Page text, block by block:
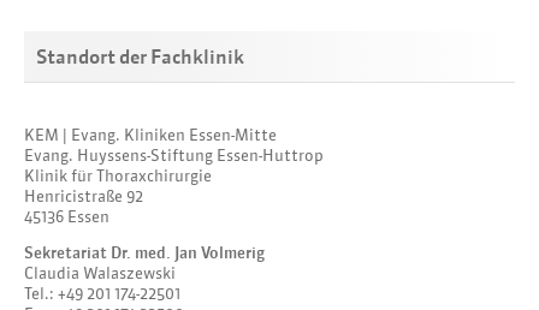
Standort der Fachklinik
KEM | Evang. Kliniken Essen-Mitte
Evang. Huyssens-Stiftung Essen-Huttrop
Klinik für Thoraxchirurgie
Henricistraße 92
45136 Essen
Sekretariat Dr. med. Jan Volmerig
Claudia Walaszewski
Tel.: +49 201 174-22501